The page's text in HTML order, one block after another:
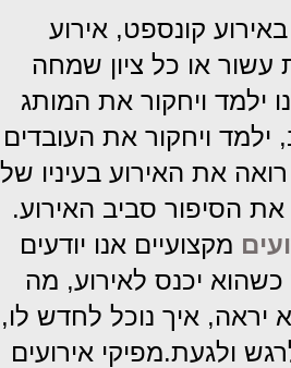
קונספט, אירוע
עשור או כל ציון שמחה
ילמד ויחקור את המותג
ילמד ויחקור את העובדים
את האירוע בעיניו של
הסיפור סביב האירוע.
מקצועיים אנו יודעים
כשהוא יכנס לאירוע, מה
יראה, איך נוכל לחדש לו,
ולגעת.מפיקי אירועים